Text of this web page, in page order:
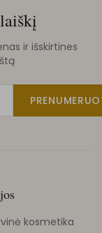
ir išskirtines
kosmetika